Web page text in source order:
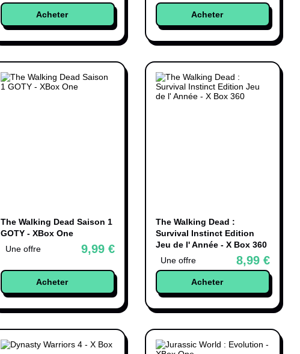
Acheter Acheter
The Walking Dead Saison 1
GOTY - XBox One
Une offre
9,99 €
Acheter
The Walking Dead :
Survival Instinct Edition
Jeu de l' Année - X Box 360
Une offre
8,99 €
Acheter